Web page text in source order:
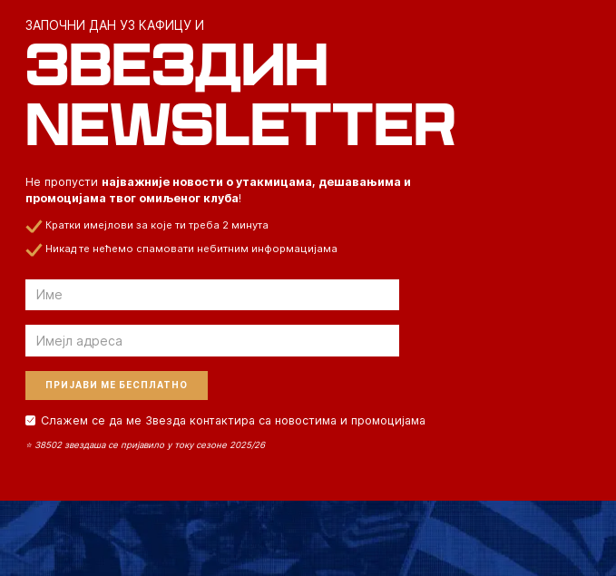
ЗАПОЧНИ ДАН УЗ КАФИЦУ И
ЗВЕЗДИН
NEWSLETTER
Не пропусти најважније новости о утакмицама, дешавањима и
промоцијама твог омиљеног клуба!
Кратки имејлови за које ти треба 2 минута
Никад те нећемо спамовати небитним информацијама
Email
Email
Слажем се да ме Звезда контактира са новостима и промоцијама
⭐ 38502 звездаша се пријавило у току сезоне 2025/26